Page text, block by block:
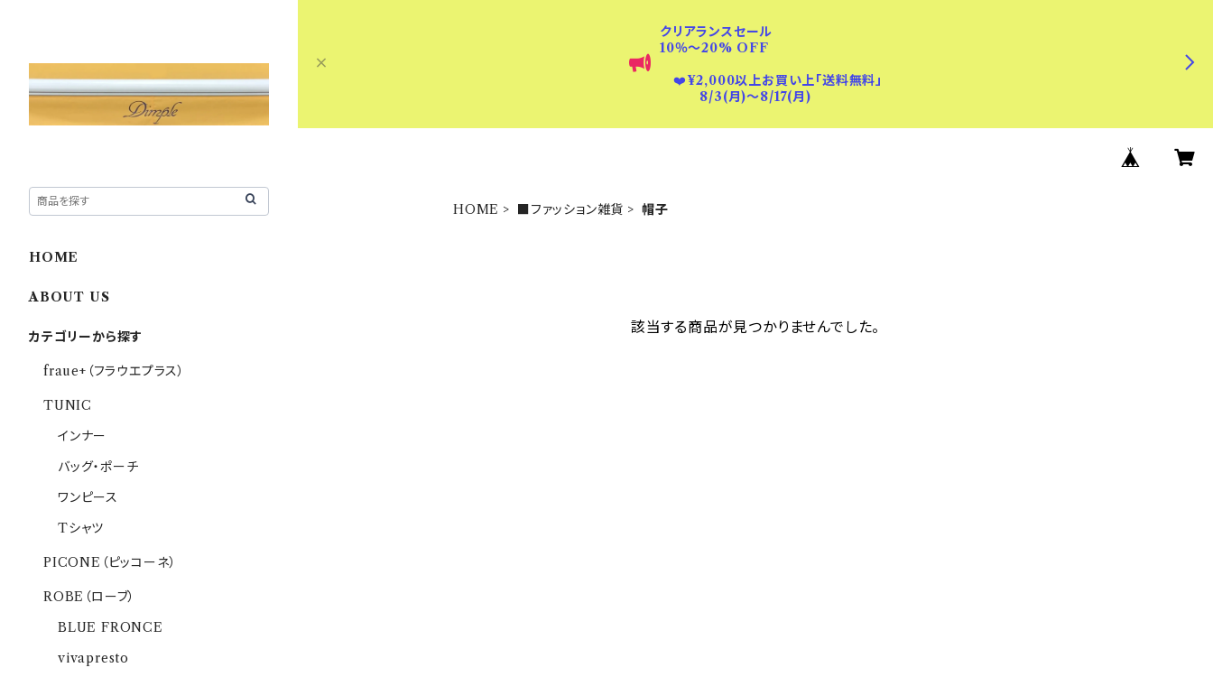
クリアランスセール
10％〜20% OFF
❤️¥2,000以上お買い上「送料無料」
8/3(月)〜8/17(月)
HOME ■ファッション雑貨 帽子
該当する商品が見つかりませんでした。
HOME
ABOUT US
カテゴリーから探す
fraue+（フラウエプラス）
TUNIC
インナー
バッグ・ポーチ
ワンピース
Tシャツ
PICONE（ピッコーネ）
ROBE（ローブ）
BLUE FRONCE
vivapresto